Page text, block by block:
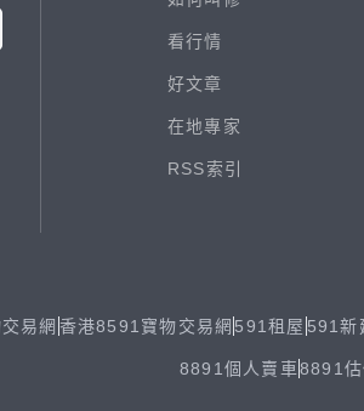
看行情
好文章
在地專家
RSS索引
易網 香港8591寶物交易網 591租屋 591新
8891個人賣車8891估